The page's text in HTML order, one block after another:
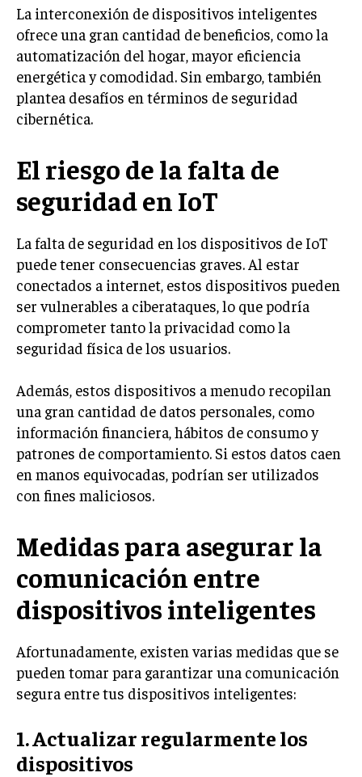
La interconexión de dispositivos inteligentes
ofrece una gran cantidad de beneficios, como la
automatización del hogar, mayor eficiencia
energética y comodidad. Sin embargo, también
plantea desafíos en términos de seguridad
cibernética.
El riesgo de la falta de
seguridad en IoT
La falta de seguridad en los dispositivos de IoT
puede tener consecuencias graves. Al estar
conectados a internet, estos dispositivos pueden
ser vulnerables a ciberataques, lo que podría
comprometer tanto la privacidad como la
seguridad física de los usuarios.
Además, estos dispositivos a menudo recopilan
una gran cantidad de datos personales, como
información financiera, hábitos de consumo y
patrones de comportamiento. Si estos datos caen
en manos equivocadas, podrían ser utilizados
con fines maliciosos.
Medidas para asegurar la
comunicación entre
dispositivos inteligentes
Afortunadamente, existen varias medidas que se
pueden tomar para garantizar una comunicación
segura entre tus dispositivos inteligentes:
1. Actualizar regularmente los
dispositivos